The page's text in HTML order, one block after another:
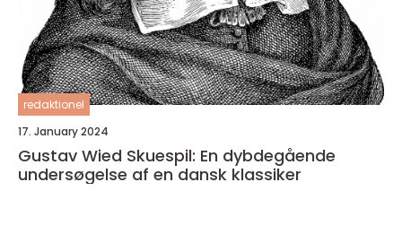
redaktionel
17. January 2024
Gustav Wied Skuespil: En dybdegående
undersøgelse af en dansk klassiker